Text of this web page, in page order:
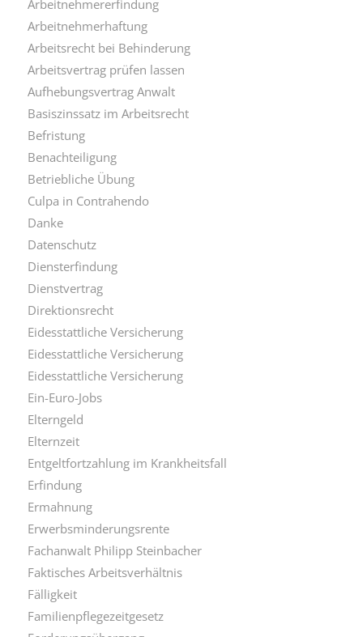
Arbeitnehmererfindung
Arbeitnehmerhaftung
Arbeitsrecht bei Behinderung
Arbeitsvertrag prüfen lassen
Aufhebungsvertrag Anwalt
Basiszinssatz im Arbeitsrecht
Befristung
Benachteiligung
Betriebliche Übung
Culpa in Contrahendo
Danke
Datenschutz
Diensterfindung
Dienstvertrag
Direktionsrecht
Eidesstattliche Versicherung
Eidesstattliche Versicherung
Eidesstattliche Versicherung
Ein-Euro-Jobs
Elterngeld
Elternzeit
Entgeltfortzahlung im Krankheitsfall
Erfindung
Ermahnung
Erwerbsminderungsrente
Fachanwalt Philipp Steinbacher
Faktisches Arbeitsverhältnis
Fälligkeit
Familienpflegezeitgesetz